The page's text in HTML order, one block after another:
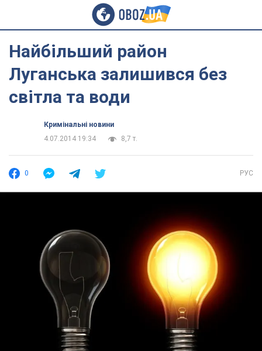
Найбільший район
Луганська залишився без
світла та води
Кримінальні новини
4.07.2014 19:34
8,7 т.
0 РУС